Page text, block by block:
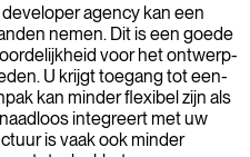
agency kan een
nemen. Dit is een goede
voor het ontwerp-
U krijgt toegang tot een-
kan minder flexibel zijn als
integreert met uw
is vaak ook minder